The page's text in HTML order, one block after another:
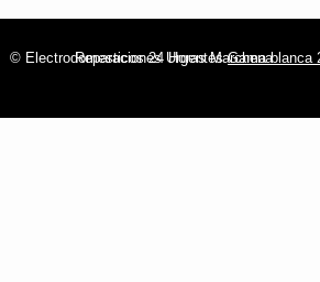
© Electrodomesticos 24 Horas Marchena
Reparaciones UrgentesGama blanca